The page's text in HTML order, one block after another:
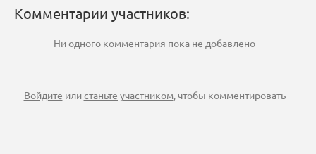
Комментарии участников:
Ни одного комментария пока не добавлено
Войдите илистаньте участником, чтобы комментировать